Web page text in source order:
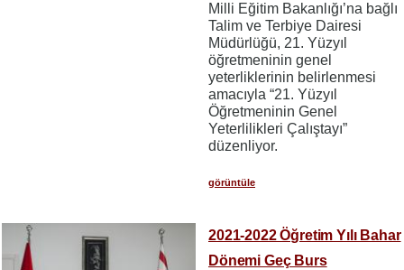
Milli Eğitim Bakanlığı’na bağlı
Talim ve Terbiye Dairesi
Müdürlüğü, 21. Yüzyıl
öğretmeninin genel
yeterliklerinin belirlenmesi
amacıyla “21. Yüzyıl
Öğretmeninin Genel
Yeterlilikleri Çalıştayı”
düzenliyor.
görüntüle
2021-2022 Öğretim Yılı Bahar
Dönemi Geç Burs